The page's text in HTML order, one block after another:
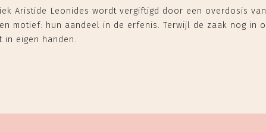
Aristide Leonides wordt vergiftigd door een overdosis
motief: hun aandeel in de erfenis. Terwijl de zaak nog in
in eigen handen.